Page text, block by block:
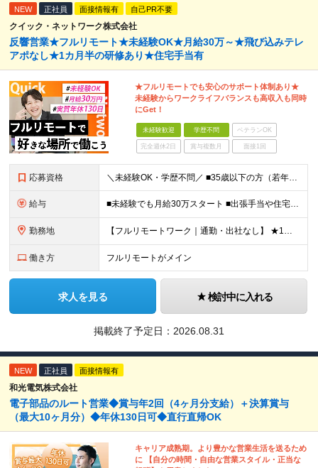
NEW 正社員 面接情報有 自己PR不要
クイック・ネットワーク株式会社
反響営業★フルリモート★未経験OK★月給30万～★飛び込みテレ
アポなし★1カ月半の研修あり★住宅手当有
★フルリモートでも安心のサポート体制あり★
未経験からワークライフバランスも高収入も同時
にGet！
未経験歓迎 学歴不問 ベテランOK
完全週休2日 賞与複数月 面接1回
応募資格 ＼未経験OK・学歴不問／ ■35歳以下の方（若年層の長期キャリア形成のため） ■第二新卒OK ■普通自動車免許（AT）をお持ちの方 ▼▽こんな方はぜひご応募ください！▽▼ 「車の運転が好き！」 「地
給与 ■未経験でも月給30万スタート ■出張手当や住宅手当あり 【東京都・神奈川県】 月給35万円～60万円＋インセンティブ＋賞与＋諸手当 上記月給は、月42時間分の固定残業代（月8万3900円以上）を含
勤務地 【フルリモートワーク｜通勤・出社なし】 ★1人1台社用車貸与 ★転勤なし ★直帰直行OK 【本社】 兵庫県神戸市中央区明石町44 神戸御幸ビル4F ★☆積極採用中☆★ ◆北海道・東北：札幌／福島／
働き方 フルリモートがメイン
求人を見る 検討中に入れる
掲載終了予定日： 2026.08.31
NEW 正社員 面接情報有
和光電気株式会社
電子部品のルート営業◆賞与年2回（4ヶ月分支給）＋決算賞与
（最大10ヶ月分）◆年休130日可◆直行直帰OK
キャリア成熟期。より豊かな営業生活を送るため
に 【自分の時間・自由な営業スタイル・正当な